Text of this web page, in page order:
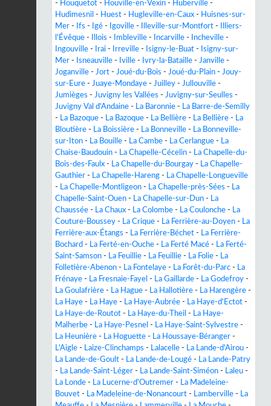
- Houquetot - Houville-en-Vexin - Huberville -
Hudimesnil - Huest - Hugleville-en-Caux - Huisnes-sur-
Mer - Ifs - Igé - Igoville - Illeville-sur-Montfort -
Illiers-
l'Évêque - Illois - Imbleville - Incarville - Incheville -
Ingouville - Irai - Irreville - Isigny-le-Buat -
Isigny-sur-
Mer - Isneauville - Iville - Ivry-la-Bataille - Janville -
Joganville - Jort - Joué-du-Bois - Joué-du-Plain - Jouy-
sur-Eure - Juaye-Mondaye - Juilley - Jullouville -
Jumièges - Juvigny les Vallées - Juvigny-sur-Seulles -
Juvigny Val d'Andaine - La Baronnie - La Barre-de-Semilly
- La Bazoque - La Bazoque - La Bellière - La Bellière - La
Bloutière - La Boissière - La Bonneville - La Bonneville-
sur-Iton - La Bouille - La Cambe - La Cerlangue - La
Chaise-Baudouin - La Chapelle-Cécelin - La Chapelle-du-
Bois-des-Faulx - La Chapelle-du-Bourgay - La Chapelle-
Gauthier - La Chapelle-Hareng - La Chapelle-Longueville
- La Chapelle-Montligeon - La Chapelle-près-Sées - La
Chapelle-Saint-Ouen - La Chapelle-sur-Dun - La
Chaussée - La Chaux - La Colombe - La Coulonche - La
Couture-Boussey - La Crique - La Ferrière-au-Doyen - La
Ferrière-aux-Étangs - La Ferrière-Béchet - La Ferrière-
Bochard - La Ferté-en-Ouche - La Ferté Macé - La Ferté-
Saint-Samson - La Feuillie - La Feuillie - La Folie - La
Folletière-Abenon - La Fontelaye - La Forêt-du-Parc - La
Frénaye - La Fresnaie-Fayel - La Gaillarde - La Godefroy -
La Goulafrière - La Hague - La Hallotière - La Harengère -
La Haye - La Haye - La Haye-Aubrée - La Haye-d'Ectot -
La Haye-de-Routot - La Haye-du-Theil - La Haye-
Malherbe - La Haye-Pesnel - La Haye-Saint-Sylvestre -
La Heunière - La Hoguette - La Houssaye-Béranger -
L'Aigle - Laize-Clinchamps - Lalacelle - La Lande-d'Airou -
La Lande-de-Goult - La Lande-de-Lougé - La Lande-Patry
- La Lande-Saint-Léger - La Lande-Saint-Siméon - Laleu -
La Londe - La Lucerne-d'Outremer - La Madeleine-
Bouvet - La Madeleine-de-Nonancourt - Lamberville - La